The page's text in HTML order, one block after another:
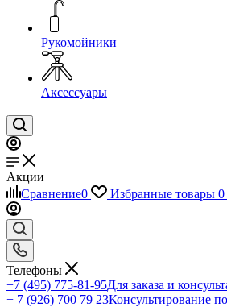
Рукомойники
Аксессуары
Акции
Сравнение0 Избранные товары 0
Телефоны
+7 (495) 775-81-95Для заказа и
+ 7 (926) 700 79 23Консультирование